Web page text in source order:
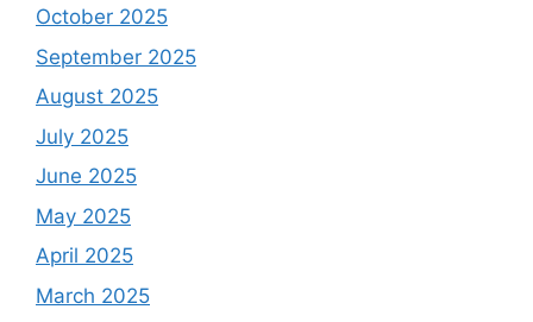
October 2025
September 2025
August 2025
July 2025
June 2025
May 2025
April 2025
March 2025